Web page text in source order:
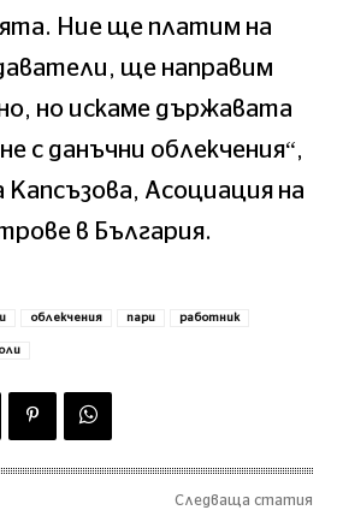
Ние ще платим на
ще направим
но искаме държавата
с данъчни облекчения“,
Капсъзова, Асоциация на
в България.
облекчения пари работник
Следваща статия